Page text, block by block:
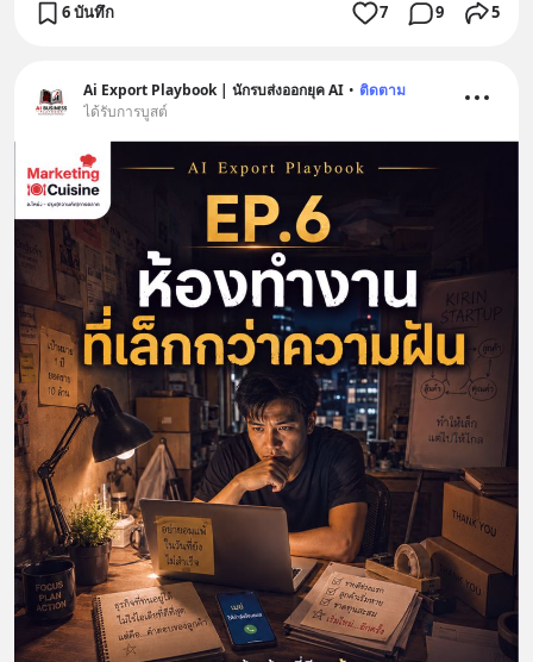
6 บันทึก 7 9 5
Ai Export Playbook | นักรบส่งออกยุค AI • ติดตาม
ได้รับการบูสต์